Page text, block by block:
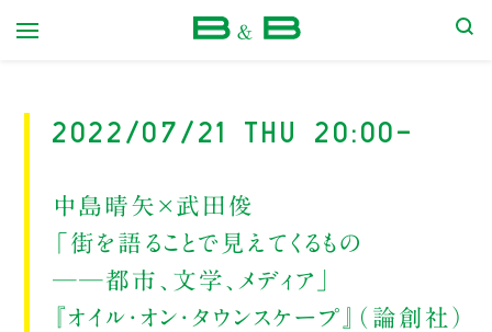
2022/07/21 Thu 20:00-
中島晴矢×武田俊
「街を語ることで見えてくるもの
──都市、文学、メディア」
『オイル・オン・タウンスケープ』（論創社）